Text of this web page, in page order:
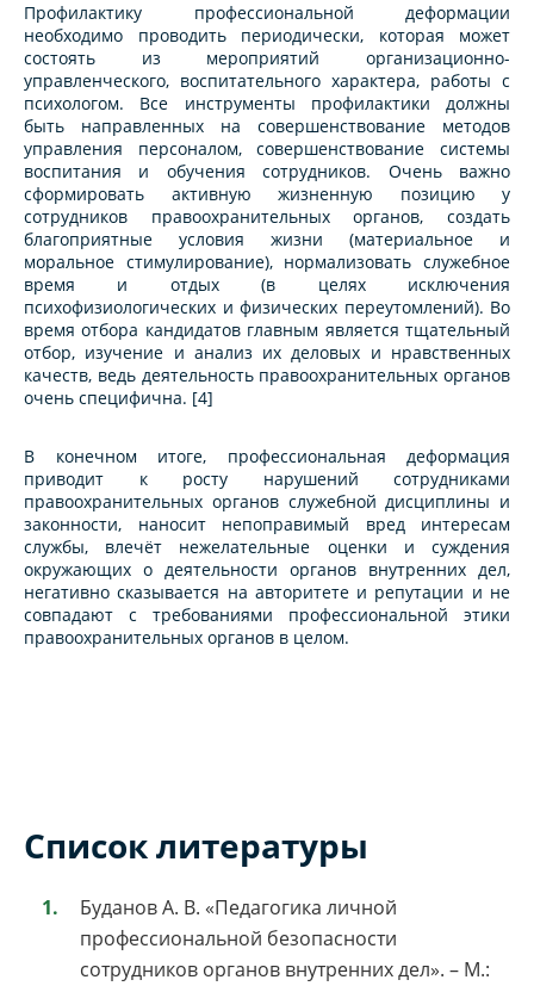
Профилактику профессиональной деформации
необходимо проводить периодически, которая может
состоять из мероприятий организационно-
управленческого, воспитательного характера, работы с
психологом. Все инструменты профилактики должны
быть направленных на совершенствование методов
управления персоналом, совершенствование системы
воспитания и обучения сотрудников. Очень важно
сформировать активную жизненную позицию у
сотрудников правоохранительных органов, создать
благоприятные условия жизни (материальное и
моральное стимулирование), нормализовать служебное
время и отдых (в целях исключения
психофизиологических и физических переутомлений). Во
время отбора кандидатов главным является тщательный
отбор, изучение и анализ их деловых и нравственных
качеств, ведь деятельность правоохранительных органов
очень специфична. [4]
В конечном итоге, профессиональная деформация
приводит к росту нарушений сотрудниками
правоохранительных органов служебной дисциплины и
законности, наносит непоправимый вред интересам
службы, влечёт нежелательные оценки и суждения
окружающих о деятельности органов внутренних дел,
негативно сказывается на авторитете и репутации и не
совпадают с требованиями профессиональной этики
правоохранительных органов в целом.
Список литературы
Буданов А. В. «Педагогика личной
профессиональной безопасности
сотрудников органов внутренних дел». – М.: